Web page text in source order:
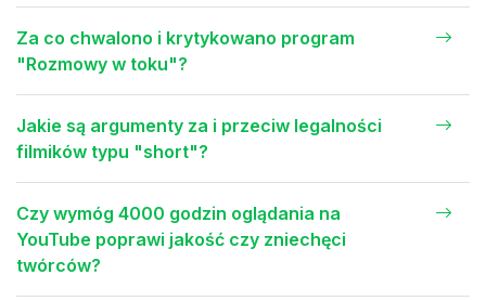
Za co chwalono i krytykowano program
"Rozmowy w toku"?
Jakie są argumenty za i przeciw legalności
filmików typu "short"?
Czy wymóg 4000 godzin oglądania na
YouTube poprawi jakość czy zniechęci
twórców?